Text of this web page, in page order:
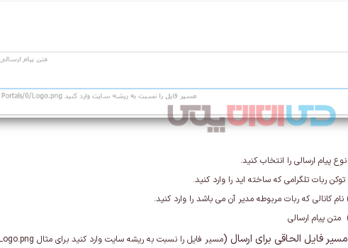
نوع پیام ارسالی را انتخاب کنید.
توکن ربات تلگرامی که ساخته اید را وارد کنید.
نام کانالی که ربات مربوطه مدیر آن می باشد را وارد کنید.
متن پیام ارسالی
مسیر فایل الحاقی برای ارسال (مسیر فایل را نسبت به ریشه سایت وارد کنید برای مثال Portals/0/Logo.png و از توکن نیز می توانید استفاده کنید